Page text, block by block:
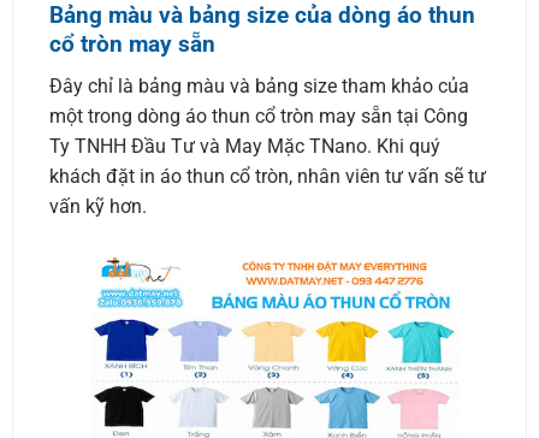
Bảng màu và bảng size của dòng áo thun
cổ tròn may sẵn
Đây chỉ là bảng màu và bảng size tham khảo của
một trong dòng áo thun cổ tròn may sẵn tại Công
Ty TNHH Đầu Tư và May Mặc TNano. Khi quý
khách đặt in áo thun cổ tròn, nhân viên tư vấn sẽ tư
vấn kỹ hơn.